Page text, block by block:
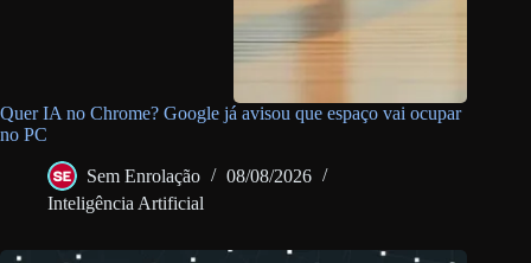
Quer IA no Chrome? Google já avisou que espaço vai ocupar
no PC
Sem Enrolação
08/08/2026
Inteligência Artificial